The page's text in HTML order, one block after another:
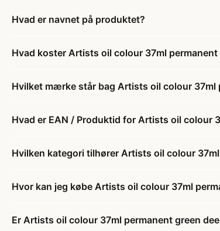
Hvad er navnet på produktet?
Hvad koster Artists oil colour 37ml permanent
Hvilket mærke står bag Artists oil colour 37ml
Hvad er EAN / Produktid for Artists oil colour
Hvilken kategori tilhører Artists oil colour
Hvor kan jeg købe Artists oil colour 37ml
Er Artists oil colour 37ml permanent green